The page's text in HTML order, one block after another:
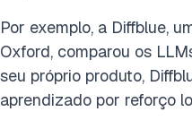
Por exemplo, a Diffblue,
Oxford, comparou os
seu próprio produto,
aprendizado por reforço